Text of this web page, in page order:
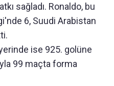
sağladı. Ronaldo, bu
6, Suudi Arabistan
ise 925. golüne
99 maçta forma